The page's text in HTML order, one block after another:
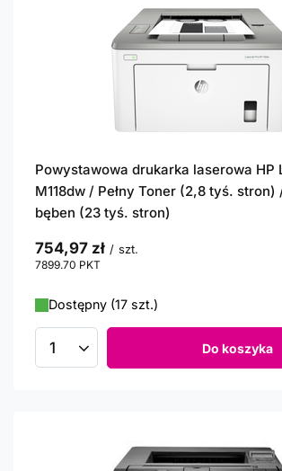
Powystawowa drukarka laserowa HP
M118dw / Pełny Toner (2,8 tyś. stron)
bęben (23 tyś. stron)
754,97 zł / szt.
7899.70 PKT
Dostępny (17 szt.)
Ilość produktów Do koszyka